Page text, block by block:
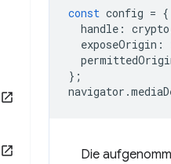
const config = {
handle : crypto
exposeOrigin :
};
navigator .
Die